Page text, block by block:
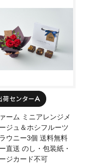
ーム ミニアレンジメ
ジュ＆ホシフルーツ
ウニー3個 送料無料
直送 のし・包装紙・
ジカード不可